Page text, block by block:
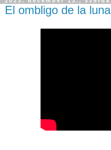
El ombligo de la luna